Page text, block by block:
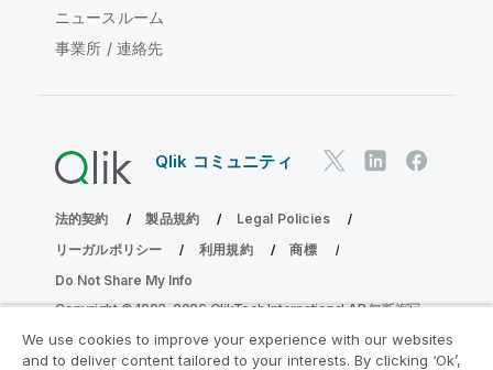
ニュースルーム
事業所 / 連絡先
Qlik コミュニティ
法的契約 製品規約
Legal Policies
リーガルポリシー
利用規約
商標
Do Not Share My Info
Copyright © 1993-2026 QlikTech International AB.無断複写・
We use cookies to improve your experience with our websites
and to deliver content tailored to your interests. By clicking ‘Ok’,